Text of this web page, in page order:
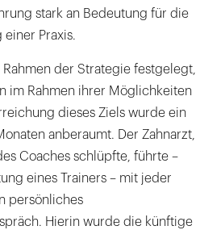
stark an Bedeutung für die
Praxis.
Rahmen der Strategie festgelegt,
im Rahmen ihrer Möglichkeiten
dieses Ziels wurde ein
anberaumt. Der Zahnarzt,
Coaches schlüpfte, führte –
eines Trainers – mit jeder
persönliches
Hierin wurde die künftige